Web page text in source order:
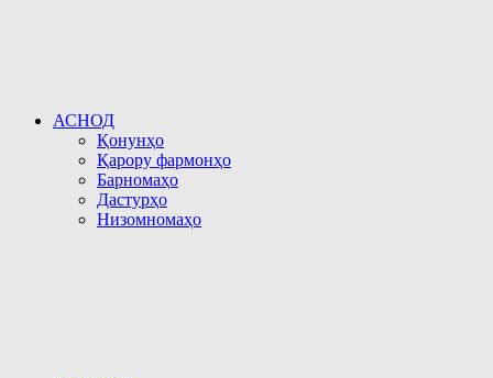
АСНОД
Қонунҳо
Қарору фармонҳо
Барномаҳо
Дастурҳо
Низомномаҳо